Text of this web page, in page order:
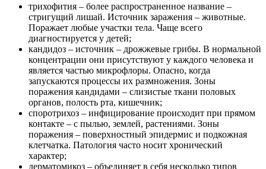
трихофития – более распространенное название –
стригущий лишай. Источник заражения – животные.
Поражает любые участки тела. Чаще всего
диагностируется у детей;
кандидоз – источник – дрожжевые грибы. В нормальной
концентрации они присутствуют у каждого человека и
является частью микрофлоры. Опасно, когда
запускаются процессы их размножения. Зоны
поражения кандидами – слизистые ткани половых
органов, полость рта, кишечник;
споротрихоз – инфицирование происходит при прямом
контакте – с пылью, землей, растениями. Зоны
поражения – поверхностный эпидермис и подкожная
клетчатка. Патология часто носит хронический
характер;
дерматомикоз – объединяет в себя несколько типов